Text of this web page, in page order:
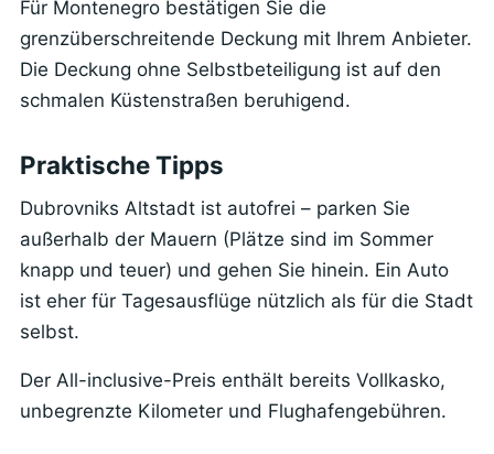
Für Montenegro bestätigen Sie die
grenzüberschreitende Deckung mit Ihrem Anbieter.
Die Deckung ohne Selbstbeteiligung ist auf den
schmalen Küstenstraßen beruhigend.
Praktische Tipps
Dubrovniks Altstadt ist autofrei – parken Sie
außerhalb der Mauern (Plätze sind im Sommer
knapp und teuer) und gehen Sie hinein. Ein Auto
ist eher für Tagesausflüge nützlich als für die Stadt
selbst.
Der All-inclusive-Preis enthält bereits Vollkasko,
unbegrenzte Kilometer und Flughafengebühren.